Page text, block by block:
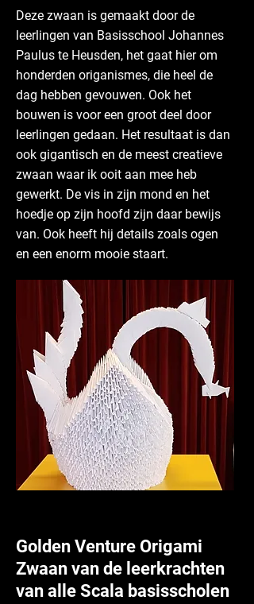
Deze zwaan is gemaakt door de
leerlingen van Basisschool Johannes
Paulus te Heusden, het gaat hier om
honderden origanismes, die heel de
dag hebben gevouwen. Ook het
bouwen is voor een groot deel door
leerlingen gedaan. Het resultaat is dan
ook gigantisch en de meest creatieve
zwaan waar ik ooit aan mee heb
gewerkt. De vis in zijn mond en het
hoedje op zijn hoofd zijn daar bewijs
van. Ook heeft hij details zoals ogen
en een enorm mooie staart.
Golden Venture Origami
Zwaan van de leerkrachten
van alle Scala basisscholen